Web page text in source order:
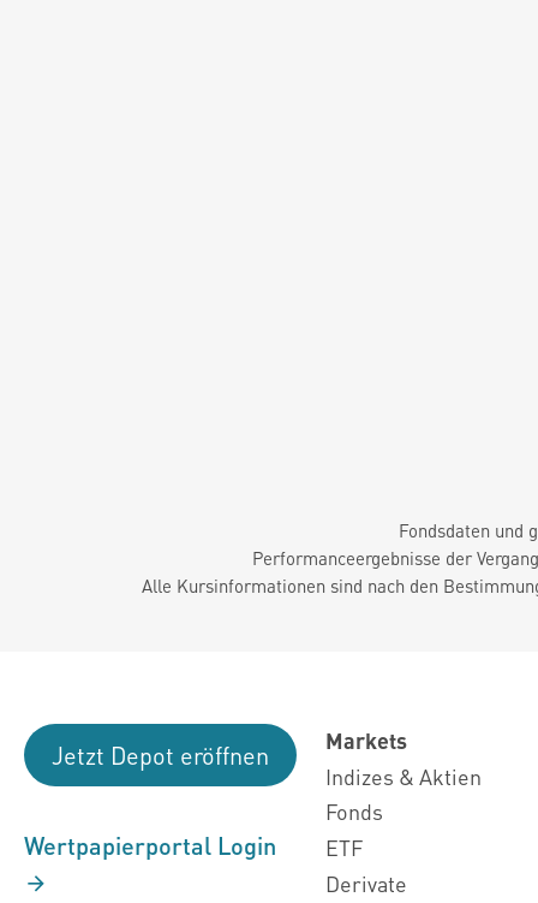
Fondsdaten und
Performanceergebnisse der
Alle Kursinformationen sind nach den
Jetzt Depot eröffnen
Wertpapierportal Login
Markets
Indizes & Aktien
Fonds
ETF
Derivate